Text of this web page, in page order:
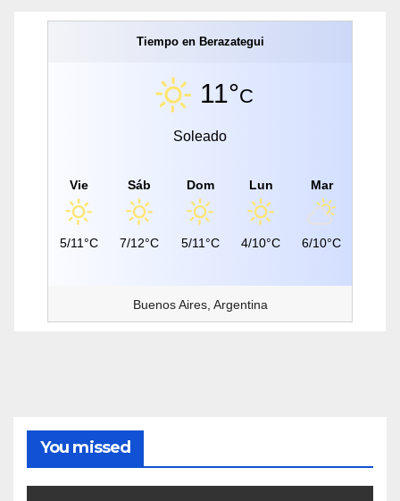
Tiempo en Berazategui
11°C
Soleado
Vie
5/11°C
Sáb
7/12°C
Dom
5/11°C
Lun
4/10°C
Mar
6/10°C
Buenos Aires, Argentina
You missed